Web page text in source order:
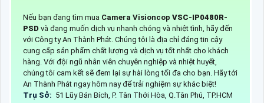
Nếu bạn đang tìm mua Camera Visioncop VSC-IP0480R-
PSD và đang muốn dịch vụ nhanh chóng và nhiệt tình, hãy đến
với Công ty An Thành Phát. Chúng tôi là địa chỉ đáng tin cậy
cung cấp sản phẩm chất lượng và dịch vụ tốt nhất cho khách
hàng. Với đội ngũ nhân viên chuyên nghiệp và nhiệt huyết,
chúng tôi cam kết sẽ đem lại sự hài lòng tối đa cho bạn. Hãy tới
An Thành Phát ngay hôm nay để trải nghiệm sự khác biệt!
Trụ Sở: 51 Lũy Bán Bích, P. Tân Thới Hòa, Q.Tân Phú, TP.HCM